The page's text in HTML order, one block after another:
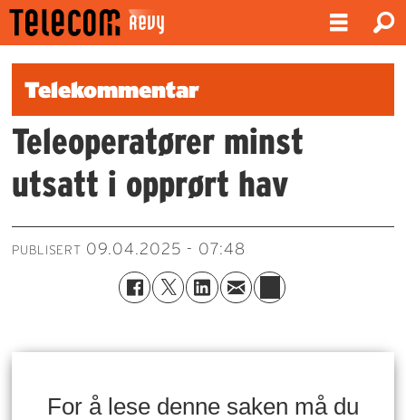
Telekommentar
Teleoperatører minst
utsatt i opprørt hav
PUBLISERT 09.04.2025 - 07:48
For å lese denne saken må du